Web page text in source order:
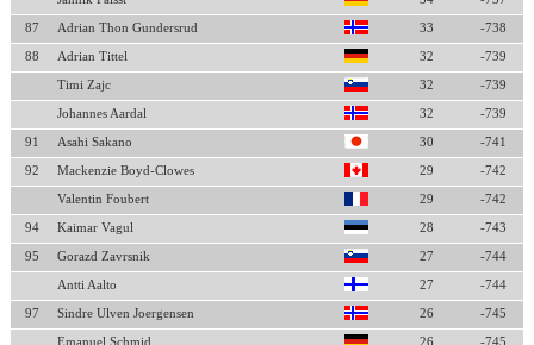
87 Adrian Thon Gundersrud 33 -738
88 Adrian Tittel 32 -739
Timi Zajc 32 -739
Johannes Aardal 32 -739
91 Asahi Sakano 30 -741
92 Mackenzie Boyd-Clowes 29 -742
Valentin Foubert 29 -742
94 Kaimar Vagul 28 -743
95 Gorazd Zavrsnik 27 -744
Antti Aalto 27 -744
97 Sindre Ulven Joergensen 26 -745
Emanuel Schmid 26 -745